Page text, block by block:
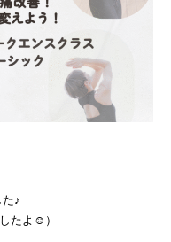
♪
たよ☺）